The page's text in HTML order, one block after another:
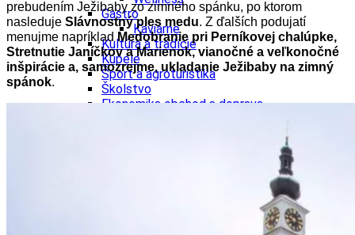
Gastro
Kaviarne
Kultúra a tradície
Kúpele
Šport a agroturistika
Školstvo
Ekonomika obchod a doprava
prebudením Ježibaby zo zimného spánku, po ktorom
nasleduje Slávnostný ples medu. Z ďalších podujatí
menujme napríklad Medobranie pri Perníkovej chalúpke,
Stretnutie Janíčkov a Marienok, vianočné a veľkonočné
inšpirácie a, samozrejme, ukladanie Ježibaby na zimný
spánok.